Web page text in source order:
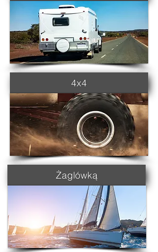
4x4
Żaglówką